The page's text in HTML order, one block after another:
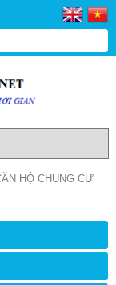
HỘ CHUNG CƯ